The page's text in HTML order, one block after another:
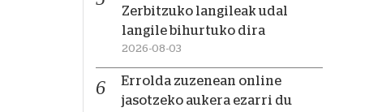
Zerbitzuko langileak udal
langile bihurtuko dira
2026-08-03
Errolda zuzenean online
jasotzeko aukera ezarri du